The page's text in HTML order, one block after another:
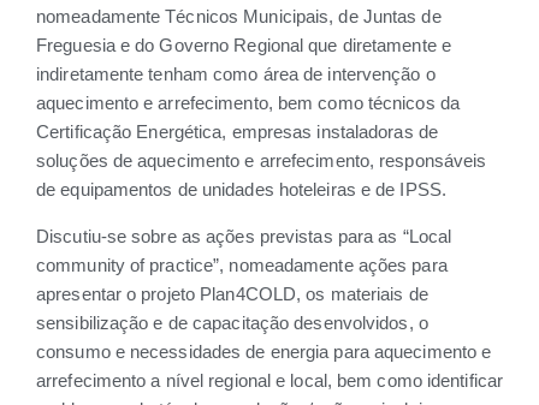
nomeadamente Técnicos Municipais, de Juntas de
Freguesia e do Governo Regional que diretamente e
indiretamente tenham como área de intervenção o
aquecimento e arrefecimento, bem como técnicos da
Certificação Energética, empresas instaladoras de
soluções de aquecimento e arrefecimento, responsáveis
de equipamentos de unidades hoteleiras e de IPSS.
Discutiu-se sobre as ações previstas para as “Local
community of practice”, nomeadamente ações para
apresentar o projeto Plan4COLD, os materiais de
sensibilização e de capacitação desenvolvidos, o
consumo e necessidades de energia para aquecimento e
arrefecimento a nível regional e local, bem como identificar